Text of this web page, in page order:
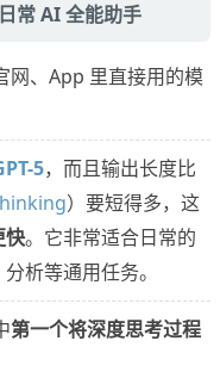
常 AI 全能助手
网、App 里直接用的模
5，而且输出长度比
）要短得多，这
快。它非常适合日常的
分析等通用任务。
第一个将深度思考过程